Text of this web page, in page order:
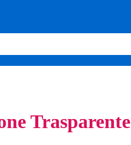
Trasparente